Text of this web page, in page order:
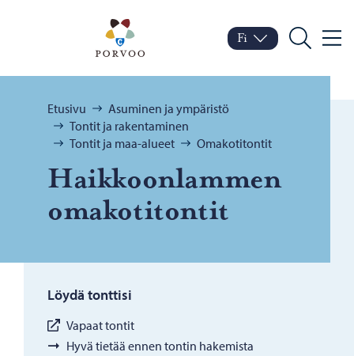
Porvoo – Siirry
Vaihda kieltä
Nykyinen kieli: Suomi
Fi
Hae
Selaa:
Etusivu
Asuminen ja ympäristö
Tontit ja rakentaminen
Tontit ja maa-alueet
Omakotitontit
Haik­koon­lam­men
oma­ko­ti­ton­tit
Löydä tonttisi
Vapaat tontit
Hyvä tietää ennen tontin hakemista